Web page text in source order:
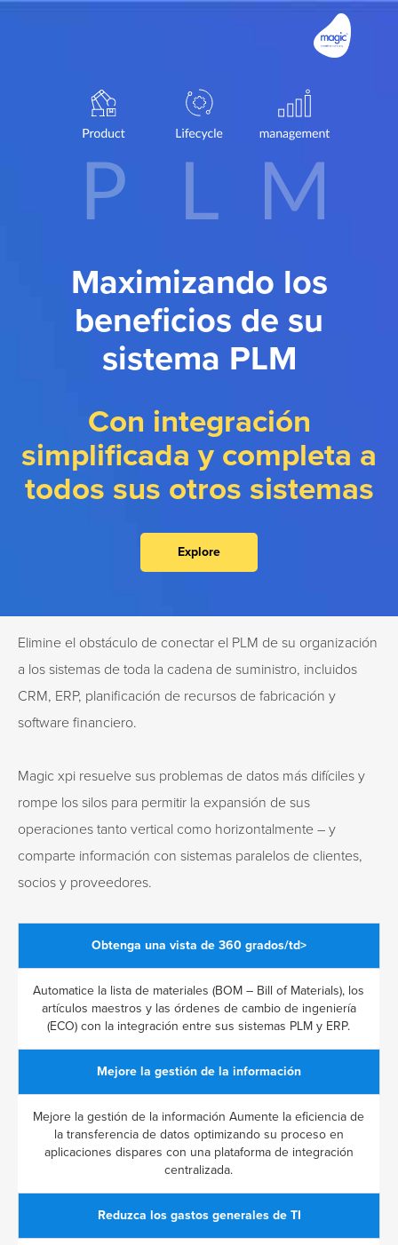
Maximizando los
beneficios de su
sistema PLM
Con integración
simplificada y completa a
todos sus otros sistemas
Explore
Elimine el obstáculo de conectar el PLM de su organización
a los sistemas de toda la cadena de suministro, incluidos
CRM, ERP, planificación de recursos de fabricación y
software financiero.
Magic xpi resuelve sus problemas de datos más difíciles y
rompe los silos para permitir la expansión de sus
operaciones tanto vertical como horizontalmente – y
comparte información con sistemas paralelos de clientes,
socios y proveedores.
Obtenga una vista de 360 grados/td>
Automatice la lista de materiales (BOM – Bill of Materials), los
artículos maestros y las órdenes de cambio de ingeniería
(ECO) con la integración entre sus sistemas PLM y ERP.
Mejore la gestión de la información
Mejore la gestión de la información Aumente la eficiencia de
la transferencia de datos optimizando su proceso en
aplicaciones dispares con una plataforma de integración
centralizada.
Reduzca los gastos generales de TI